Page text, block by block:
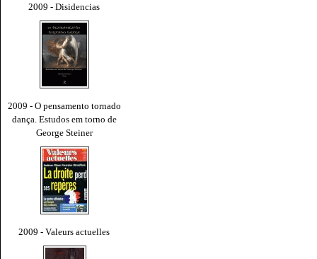
2009 - Disidencias
2009 - O pensamento tornado
dança. Estudos em torno de
George Steiner
2009 - Valeurs actuelles